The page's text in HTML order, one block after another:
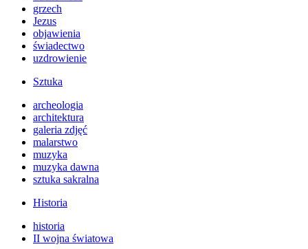
grzech
Jezus
objawienia
świadectwo
uzdrowienie
Sztuka
archeologia
architektura
galeria zdjęć
malarstwo
muzyka
muzyka dawna
sztuka sakralna
Historia
historia
II wojna światowa